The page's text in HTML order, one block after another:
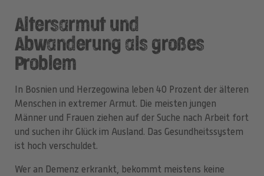
Altersarmut und
Abwanderung als großes
Problem
In Bosnien und Herzegowina leben 40 Prozent der älteren
Menschen in extremer Armut. Die meisten jungen
Männer und Frauen ziehen auf der Suche nach Arbeit fort
und suchen ihr Glück im Ausland. Das Gesundheitssystem
ist hoch verschuldet.
Wer an Demenz erkrankt, bekommt meistens keine